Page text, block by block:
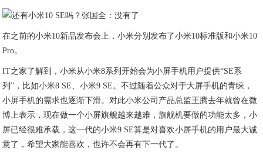
在之前的小米10新品发布会上，小米分别发布了小米10标准版和小米10
Pro。
IT之家了解到，小米从小米8系列开始会为小屏手机用户提供“SE系
列”，比如小米8 SE、小米9 SE。不过随着公众对于大屏手机的青睐，
小屏手机的需求也逐渐下滑。对此小米公司产品总监王腾去年就曾在微
博上表示，现在做一个小屏旗舰越来越难，旗舰机要做的功能太多，小
屏已经很难承载，这一代的小米9 SE算是对喜欢小屏手机的用户最大诚
意了，希望大家能喜欢，也许不会再有下一代了。